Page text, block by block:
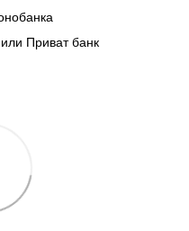
Приват банк